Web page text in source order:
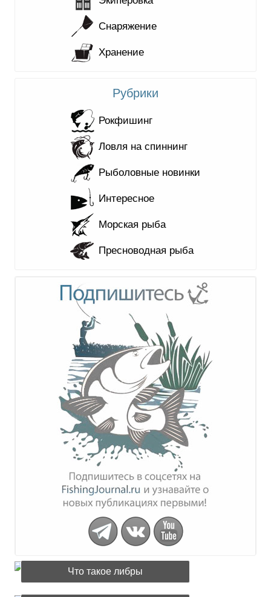
Снаряжение
Хранение
Рубрики
Рокфишинг
Ловля на спиннинг
Рыболовные новинки
Интересное
Морская рыба
Пресноводная рыба
Что такое либры